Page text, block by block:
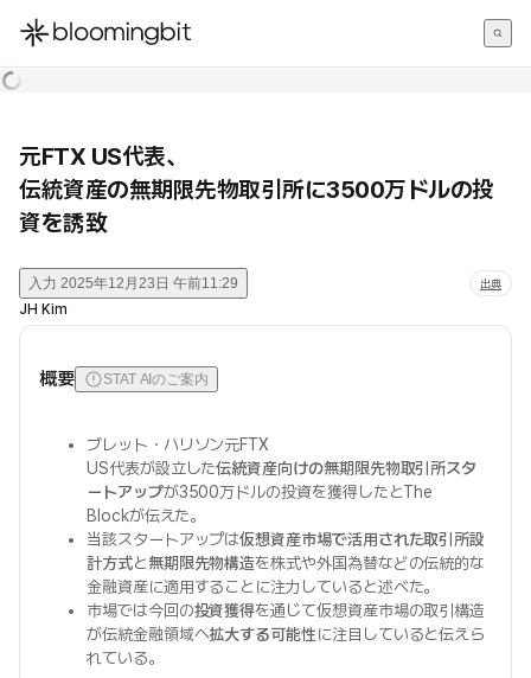
한국어
元FTX US代表、
伝統資産の無期限先物取引所に3500万ドルの投
資を誘致
入力 2025年12月23日 午前11:29 出典
JH Kim
概要 STAT AIのご案内
ブレット・ハリソン元FTX
US代表が設立した伝統資産向けの無期限先物取引所スタ
ートアップが3500万ドルの投資を獲得したとThe
Blockが伝えた。
当該スタートアップは仮想資産市場で活用された取引所設
計方式と無期限先物構造を株式や外国為替などの伝統的な
金融資産に適用することに注力していると述べた。
市場では今回の投資獲得を通じて仮想資産市場の取引構造
が伝統金融領域へ拡大する可能性に注目していると伝えら
れている。